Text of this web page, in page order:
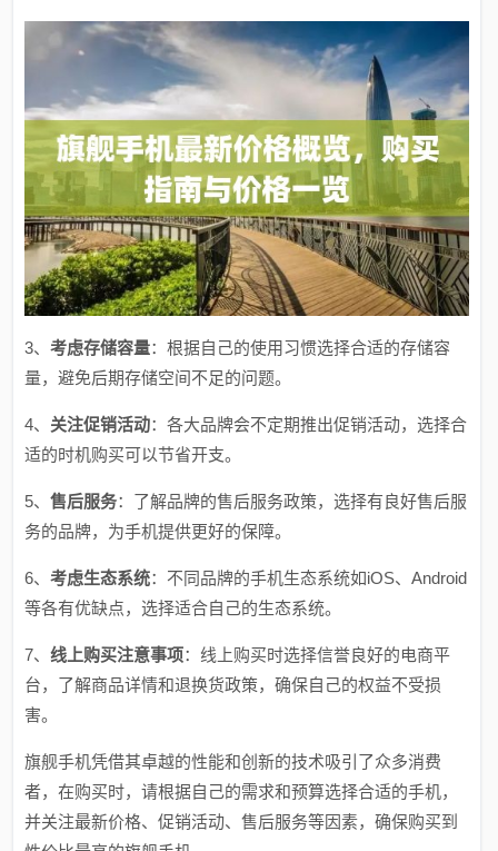
3、考虑存储容量：根据自己的使用习惯选择合适的存储容
量，避免后期存储空间不足的问题。
4、 关注促销活动：各大品牌会不定期推出促销活动，选择合
适的时机购买可以节省开支。
5、售后服务：了解品牌的售后服务政策，选择有良好售后服
务的品牌，为手机提供更好的保障。
6、考虑生态系统：不同品牌的手机生态系统如iOS、Android
等各有优缺点，选择适合自己的生态系统。
7、线上购买注意事项：线上购买时选择信誉良好的电商平
台，了解商品详情和退换货政策，确保自己的权益不受损
害。
旗舰手机凭借其卓越的性能和创新的技术吸引了众多消费
者，在购买时，请根据自己的需求和预算选择合适的手机，
并关注最新价格、促销活动、售后服务等因素，确保购买到